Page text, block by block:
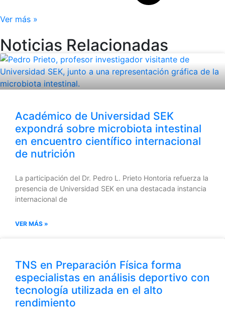
Ver más »
Noticias Relacionadas
Académico de Universidad SEK
expondrá sobre microbiota intestinal
en encuentro científico internacional
de nutrición
La participación del Dr. Pedro L. Prieto Hontoria refuerza la
presencia de Universidad SEK en una destacada instancia
internacional de
VER MÁS »
TNS en Preparación Física forma
especialistas en análisis deportivo con
tecnología utilizada en el alto
rendimiento